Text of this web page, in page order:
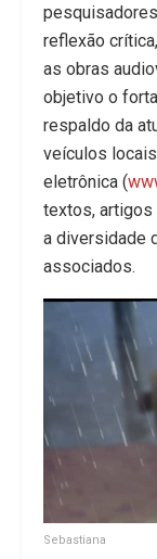
reflexão
as obras
objetivo o
respaldo da
veículos
eletrônica (
textos, artigos
a diversidade
associados.
Sebastiana